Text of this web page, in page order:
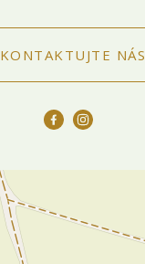
KONTAKTUJTE NÁS